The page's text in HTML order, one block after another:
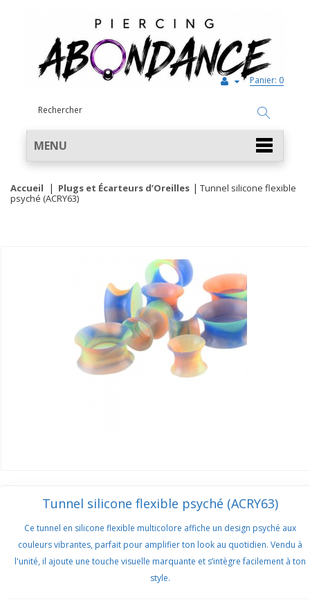
Panier: 0
MENU
Accueil Plugs et Écarteurs d’Oreilles
Tunnel silicone flexible
psyché (ACRY63)
Tunnel silicone flexible psyché (ACRY63)
Ce tunnel en silicone flexible multicolore affiche un design psyché aux
couleurs vibrantes, parfait pour amplifier ton look au quotidien. Vendu à
l'unité, il ajoute une touche visuelle marquante et s’intègre facilement à ton
style.